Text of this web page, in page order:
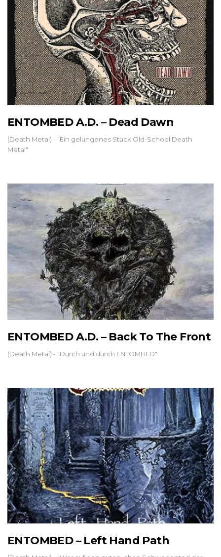
ENTOMBED A.D. – Dead Dawn
(Death Metal) - "Ein gelungenes Stück Old-School Death
Metal"
ENTOMBED A.D. – Back To The Front
(Death Metal) - "Durch und durch ENTOMBED"
ENTOMBED – Left Hand Path